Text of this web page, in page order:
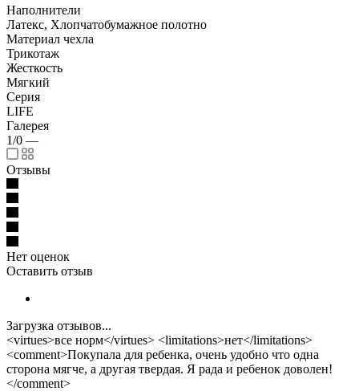
Наполнители
Латекс, Хлопчатобумажное полотно
Материал чехла
Трикотаж
Жесткость
Мягкий
Серия
LIFE
Галерея
1/0 —
Отзывы
Нет оценок
Оставить отзыв
Загрузка отзывов...
<virtues>все норм</virtues> <limitations>нет</limitations>
<comment>Покупала для ребенка, очень удобно что одна
сторона мягче, а другая твердая. Я рада и ребенок доволен!
</comment>